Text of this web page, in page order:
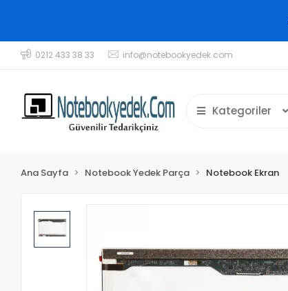
0212 433 38 33 info@notebookyedek.com
Kategoriler
Ana Sayfa Notebook Yedek Parça Notebook Ekran